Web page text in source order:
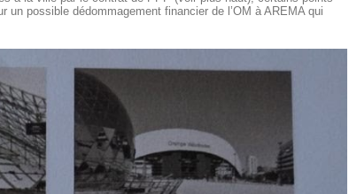
possible dédommagement financier de l’OM à AREMA qui